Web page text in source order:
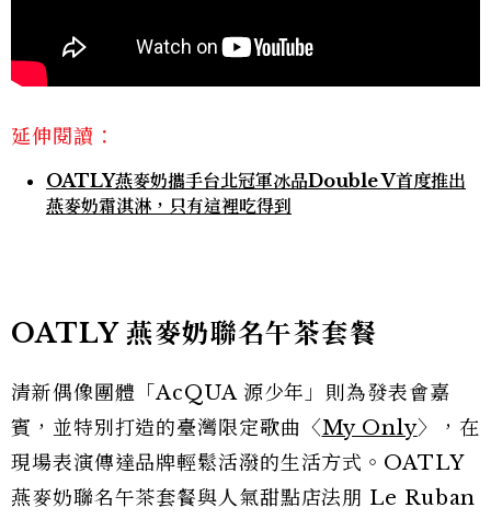
延伸閱讀：
OATLY燕麥奶攜手台北冠軍冰品Double V首度推出
燕麥奶霜淇淋，只有這裡吃得到
OATLY 燕麥奶聯名午茶套餐
清新偶像團體「AcQUA 源少年」則為發表會嘉
賓，並特別打造的臺灣限定歌曲〈My Only〉，在
現場表演傳達品牌輕鬆活潑的生活方式。OATLY
燕麥奶聯名午茶套餐與人氣甜點店法朋 Le Ruban